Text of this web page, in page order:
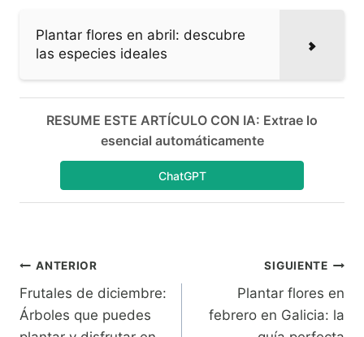
Plantar flores en abril: descubre
las especies ideales
RESUME ESTE ARTÍCULO CON IA: Extrae lo
esencial automáticamente
ChatGPT
Navegación
de
ANTERIOR
Frutales de diciembre:
Árboles que puedes
SIGUIENTE
Plantar flores en
febrero en Galicia: la